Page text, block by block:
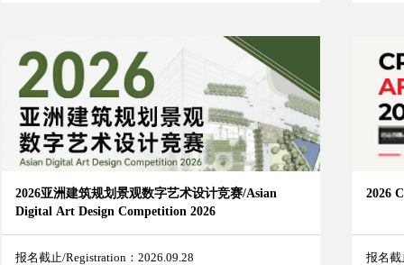
2026亚洲建筑规划景观数字艺术设计竞赛/Asian
Digital Art Design Competition 2026
报名截止/Registration：2026.09.28
2026
报名截